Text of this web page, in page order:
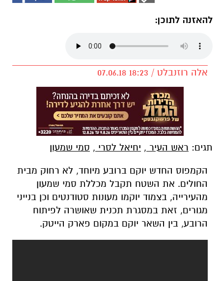
להאזנה לתוכן:
אלה רוזנבלט / 18:23 07.06.18
תגים: ראש העיר , יחיאל לסרי , סמי שמעון
הקמפוס החדש יוקם ברובע מיוחד, לא רחוק מבית
החולים. את השטח תקבל מכללת סמי שמעון
מהעירייה, בצמוד יוקמו מעונות סטודנטים וכן בנייני
מגורים, זאת במסגרת תכנית שאושרה לפיתוח
הרובע, בין השאר יוקם במקום פארק הייטק.